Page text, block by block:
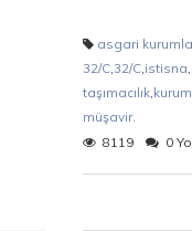
asgari
32/C,32/C,istisna,
taşımacılık,kurum
müşavir.
8119
0